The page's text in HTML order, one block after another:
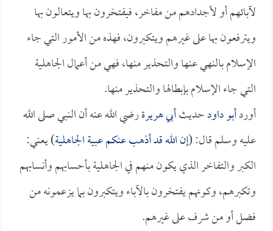
لآبائهم أو لأجدادهم من مفاخر، فيفتخرون بها ويتعالون بها
ويترفعون بها على غيرهم ويتكبرون، فهذه من الأمور التي جاء
الإسلام بالنهي عنها والتحذير منها، فهي من أعمال الجاهلية
التي جاء الإسلام بإبطالها والتحذير منها.
أوردأبو داودحديثأبي هريرةرضي الله عنه أن النبي صلى الله
عليه وسلم قال: (إن الله قد أذهب عنكم عبية الجاهلية) يعني:
الكبر والتفاخر الذي يكون منهم في الجاهلية بأحسابهم وأنسابهم
وتكبرهم، وكونهم يفتخرون بالآباء ويتكبرون بما يزعمونه من
فضل أو من شرف على غيرهم.